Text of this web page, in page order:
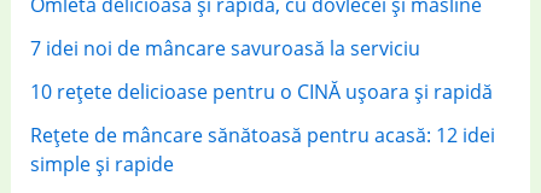
7 idei noi de mâncare savuroasă la serviciu
10 rețete delicioase pentru o CINĂ ușoara și rapidă
Rețete de mâncare sănătoasă pentru acasă: 12 idei
simple și rapide